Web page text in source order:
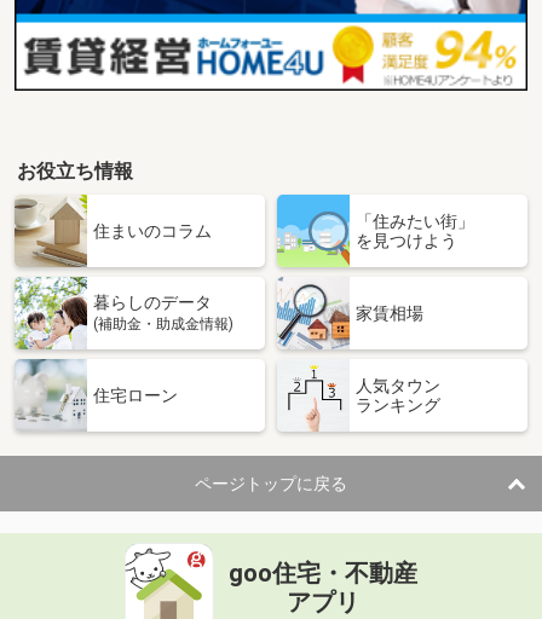
お役立ち情報
住まいのコラム
「住みたい街」
を見つけよう
暮らしのデータ
(補助金・助成金情報)
家賃相場
住宅ローン
人気タウン
ランキング
ページトップに戻る
goo住宅・不動産
アプリ